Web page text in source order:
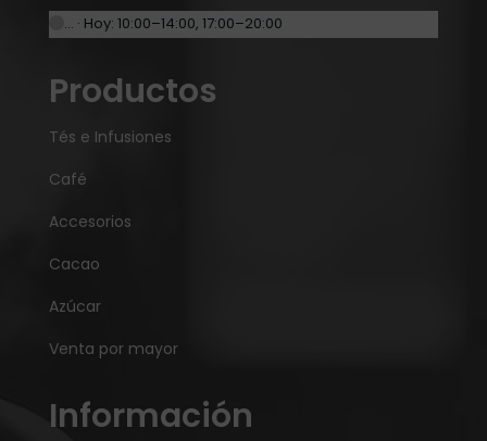
… · Hoy: 10:00–14:00, 17:00–20:00
Productos
Tés e Infusiones
Café
Accesorios
Cacao
Azúcar
Venta por mayor
Información